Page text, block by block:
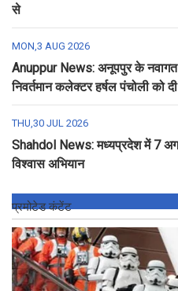
से
MON,3 AUG 2026
Anuppur News: अनूपपुर के नवागत
निवर्तमान कलेक्टर हर्षल पंचोली को दी
THU,30 JUL 2026
Shahdol News: मध्यप्रदेश में 7
विश्वास अभियान